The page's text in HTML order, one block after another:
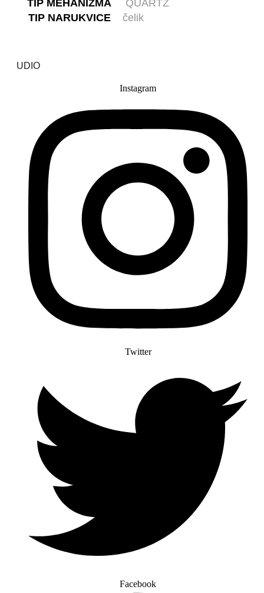
TIP MEHANIZMA
QUARTZ
TIP NARUKVICE
čelik
UDIO
Instagram
Twitter
Facebook